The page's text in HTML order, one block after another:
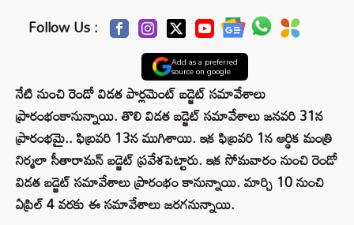
Follow Us :
Add as a preferred
source on google
నేటి నుంచి రెండో విడత పార్లమెంట్ బడ్జెట్ సమావేశాలు
ప్రారంభంకానున్నాయి. తొలి విడత బడ్జెట్ సమావేశాలు జనవరి 31న
ప్రారంభమై.. ఫిబ్రవరి 13న ముగిశాయి. ఇక ఫిబ్రవరి 1న ఆర్థిక మంత్రి
నిర్మలా సీతారామన్ బడ్జెట్ ప్రవేశపెట్టారు. ఇక సోమవారం నుంచి రెండో
విడత బడ్జెట్ సమావేశాలు ప్రారంభం కానున్నాయి. మార్చి 10 నుంచి
ఏప్రిల్ 4 వరకు ఈ సమావేశాలు జరగనున్నాయి.